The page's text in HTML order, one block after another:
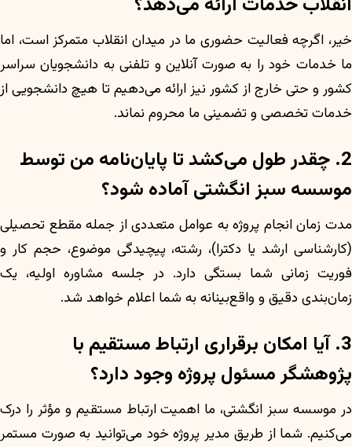
خیر، اگرچه فعالیت حضوری ما در میدان انقلاب متمرکز است، اما
ما خدمات خود را به صورت آنلاین و تلفنی به دانشجویان سراسر
کشور و حتی خارج از کشور نیز ارائه می‌دهیم تا هیچ دانشجویی از
خدمات تخصصی و تضمینی ما محروم نماند.
2. چقدر طول می‌کشد تا پایان‌نامه من توسط
موسسه سبز انگشتی آماده شود؟
مدت زمان انجام پروژه به عوامل متعددی از جمله مقطع تحصیلی
(کارشناسی ارشد یا دکترا)، رشته، پیچیدگی موضوع، حجم کار و
فوریت زمانی شما بستگی دارد. در جلسه مشاوره اولیه، یک
زمان‌بندی دقیق و واقع‌بینانه به شما اعلام خواهد شد.
3. آیا امکان برقراری ارتباط مستقیم با
پژوهشگر مسئول پروژه وجود دارد؟
در موسسه سبز انگشتی، ما اهمیت ارتباط مستقیم و مؤثر را درک
می‌کنیم. شما از طریق مدیر پروژه خود می‌توانید به صورت مستمر